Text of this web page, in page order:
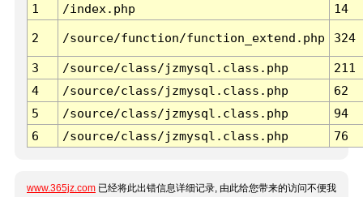
1
/index.php 14
2 /source/function/function_extend.php 324
3 /source/class/jzmysql.class.php
211
4
/source/class/jzmysql.class.php
62
5
/source/class/jzmysql.class.php
94
6
/source/class/jzmysql.class.php 76
www.365jz.com 已经将此出错信息详细记录, 由此给您带来的访问不便我